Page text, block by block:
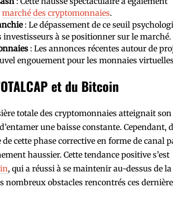
marché des cryptomonnaies.
: Le dépassement de ce seuil
à se positionner sur le marché.
: Les annonces récentes autour de
engouement pour les monnaies
et du Bitcoin
totale des cryptomonnaies atteignait
une baisse constante. Cependant,
cette phase corrective en forme de canal
haussier. Cette tendance positive s’est
, qui a réussi à se maintenir au-dessus de
nombreux obstacles rencontrés ces